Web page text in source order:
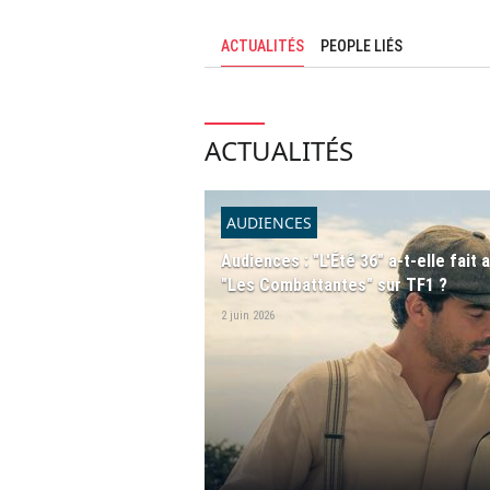
ACTUALITÉS PEOPLE LIÉS
ACTUALITÉS
AUDIENCES
Audiences : "L'Été 36" a-t-elle fait
"Les Combattantes" sur TF1 ?
2 juin 2026